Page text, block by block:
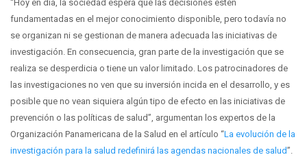
“Hoy en día, la sociedad espera que las decisiones estén
fundamentadas en el mejor conocimiento disponible, pero todavía no
se organizan ni se gestionan de manera adecuada las iniciativas de
investigación. En consecuencia, gran parte de la investigación que se
realiza se desperdicia o tiene un valor limitado. Los patrocinadores de
las investigaciones no ven que su inversión incida en el desarrollo, y es
posible que no vean siquiera algún tipo de efecto en las iniciativas de
prevención o las políticas de salud”, argumentan los expertos de la
Organización Panamericana de la Salud en el artículo “La evolución de la
investigación para la salud redefinirá las agendas nacionales de salud”.